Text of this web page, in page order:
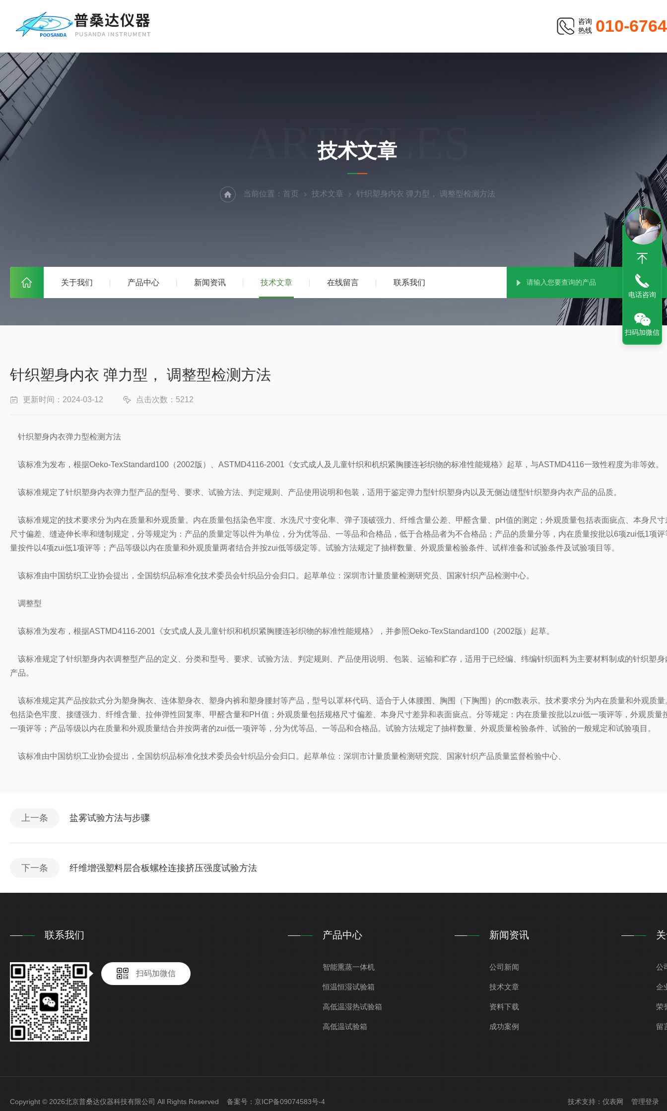
咨询
热线 010-
关于我们 产品中心 新闻资讯 技术文章 在线留言 联系我们
ARTICLES
技术文章
当前位置： 首页 技术文章 针织塑身内衣 弹力型， 调整型检测方法
针织塑身内衣 弹力型， 调整型检测方法
更新时间：2024-03-12 点击次数：5212
针织塑身内衣弹力型检测方法
该标准为发布，根据Oeko-TexStandard100（2002版）、ASTMD4116-2001《女式成人及儿童针织和机织紧胸腰连衫织物的标准性能规格》起草，与ASTMD4116一致性程度为非等效。
该标准规定了针织塑身内衣弹力型产品的型号、要求、试验方法、判定规则、产品使用说明和包装，适用于鉴定弹力型针织塑身内以及无侧边缝型针织塑身内衣产品的品质。
该标准规定的技术要求分为内在质量和外观质量。内在质量包括染色牢度、水洗尺寸变化率、弹子顶破强力、纤维含量公差、甲醛含量、pH值的测定；外观质量包括表面疵点、本身尺寸
尺寸偏差、缝迹伸长率和缝制规定，分等规定为：产品的质量定等以件为单位，分为优等品、一等品和合格品，低于合格品者为不合格品；产品的质量分等，内在质量按批以6项zui低1项
量按件以4项zui低1项评等；产品等级以内在质量和外观质量两者结合并按zui低等级定等。试验方法规定了抽样数量、外观质量检验条件、试样准备和试验条件及试验项目等。
该标准由中国纺织工业协会提出，全国纺织品标准化技术委员会针织品分会归口。起草单位：深圳市计量质量检测研究员、国家针织产品检测中心。
调整型
该标准为发布，根据ASTMD4116-2001《女式成人及儿童针织和机织紧胸腰连衫织物的标准性能规格》，并参照Oeko-TexStandard100（2002版）起草。
该标准规定了针织塑身内衣调整型产品的定义、分类和型号、要求、试验方法、判定规则、产品使用说明、包装、运输和贮存，适用于已经编、纬编针织面料为主要材料制成的针织塑身
产品。
该标准规定其产品按款式分为塑身胸衣、连体塑身衣、塑身内裤和塑身腰封等产品，型号以罩杯代码、适合于人体腰围、胸围（下胸围）的cm数表示。技术要求分为内在质量和外观质量
包括染色牢度、接缝强力、纤维含量、拉伸弹性回复率、甲醛含量和PH值；外观质量包括规格尺寸偏差、本身尺寸差异和表面疵点。分等规定：内在质量按批以zui低一项评等，外观质量
一项评等；产品等级以内在质量和外观质量结合并按两者的zui低一项评等，分为优等品、一等品和合格品。试验方法规定了抽样数量、外观质量检验条件、试验的一般规定和试验项目。
该标准由中国纺织工业协会提出，全国纺织品标准化技术委员会针织品分会归口。起草单位：深圳市计量质量检测研究院、国家针织产品质量监督检验中心、
上一条 盐雾试验方法与步骤
下一条 纤维增强塑料层合板螺栓连接挤压强度试验方法
联系我们
扫码加微信
产品中心
智能熏蒸一体机
恒温恒湿试验箱
高低温湿热试验箱
高低温试验箱
新闻资讯
公司新闻
技术文章
资料下载
成功案例
公
企
荣
留
Copyright © 2026北京普桑达仪器科技有限公司 All Rights Reserved 备案号： 京ICP备09074583号-4 技术支持： 仪表网 管理登录
电话咨询
扫码加微信